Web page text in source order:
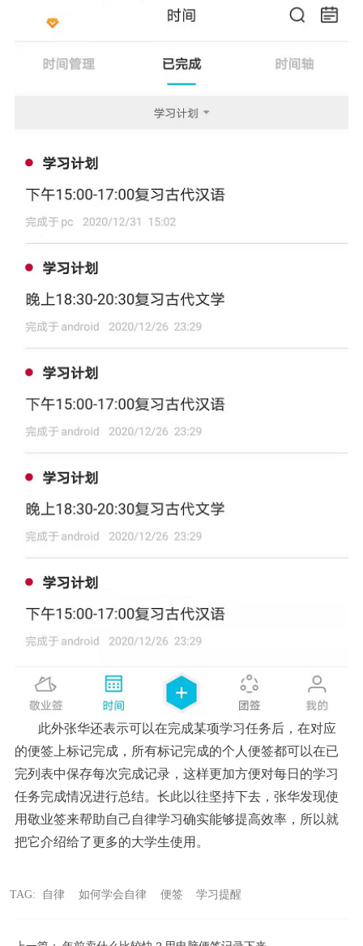
此外张华还表示可以在完成某项学习任务后，在对应
的便签上标记完成，所有标记完成的个人便签都可以在已
完列表中保存每次完成记录，这样更加方便对每日的学习
任务完成情况进行总结。长此以往坚持下去，张华发现使
用敬业签来帮助自己自律学习确实能够提高效率，所以就
把它介绍给了更多的大学生使用。
TAG: 自律 如何学会自律 便签 学习提醒